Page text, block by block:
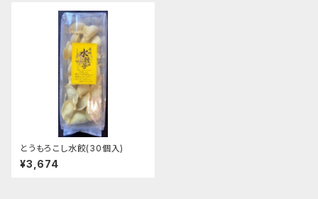
とうもろこし水餃(30個入)
¥3,674